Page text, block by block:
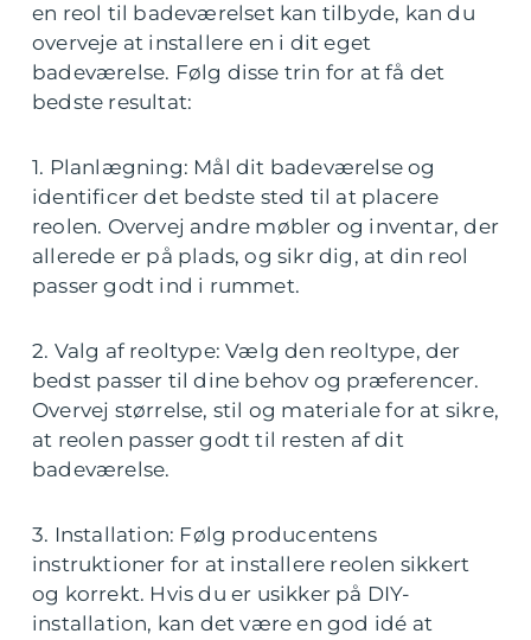
en reol til badeværelset kan tilbyde, kan du
overveje at installere en i dit eget
badeværelse. Følg disse trin for at få det
bedste resultat:
1. Planlægning: Mål dit badeværelse og
identificer det bedste sted til at placere
reolen. Overvej andre møbler og inventar, der
allerede er på plads, og sikr dig, at din reol
passer godt ind i rummet.
2. Valg af reoltype: Vælg den reoltype, der
bedst passer til dine behov og præferencer.
Overvej størrelse, stil og materiale for at sikre,
at reolen passer godt til resten af dit
badeværelse.
3. Installation: Følg producentens
instruktioner for at installere reolen sikkert
og korrekt. Hvis du er usikker på DIY-
installation, kan det være en god idé at